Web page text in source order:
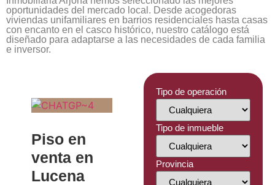
oportunidades del mercado local. Desde acogedoras
viviendas unifamiliares en barrios residenciales hasta casas
con encanto en el casco histórico, nuestro catálogo está
diseñado para adaptarse a las necesidades de cada familia
e inversor.
Piso en
venta en
Lucena
Tipo de operación
Tipo de inmueble
Provincia